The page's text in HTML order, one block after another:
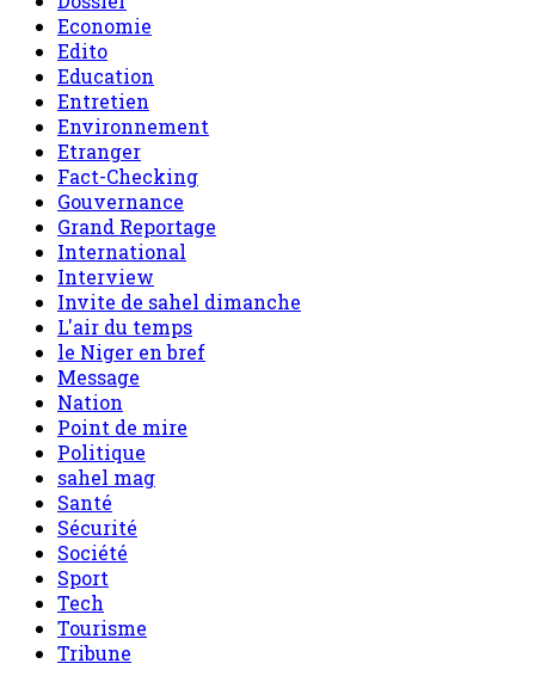
Economie
Edito
Education
Entretien
Environnement
Etranger
Fact-Checking
Gouvernance
Grand Reportage
International
Interview
Invite de sahel dimanche
L'air du temps
le Niger en bref
Message
Nation
Point de mire
Politique
sahel mag
Santé
Sécurité
Société
Sport
Tech
Tourisme
Tribune